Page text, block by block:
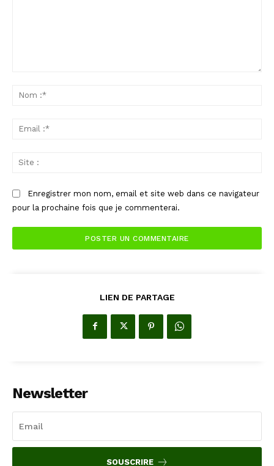
Enregistrer mon nom, email et site web dans ce navigateur
pour la prochaine fois que je commenterai.
LIEN DE PARTAGE
Newsletter
SOUSCRIRE